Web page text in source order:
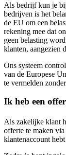
Als bedrijf kun je
bedrijven is het
de EU om een
rekening mee dat
geen belasting
klanten, aangezien
Ons systeem
van de Europese
te vermelden
Ik heb een
Als zakelijke klant
offerte te maken
klantenaccount